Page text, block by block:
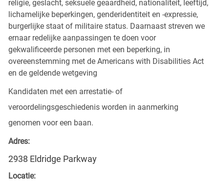
religie, geslacht, seksuele geaardheid, nationaliteit, leeftijd,
lichamelijke beperkingen, genderidentiteit en -expressie,
burgerlijke staat of militaire status. Daarnaast streven we
ernaar redelijke aanpassingen te doen voor
gekwalificeerde personen met een beperking, in
overeenstemming met de Americans with Disabilities Act
en de geldende wetgeving
Kandidaten met een arrestatie- of
veroordelingsgeschiedenis worden in aanmerking
genomen voor een baan.
Adres:
2938 Eldridge Parkway
Locatie: